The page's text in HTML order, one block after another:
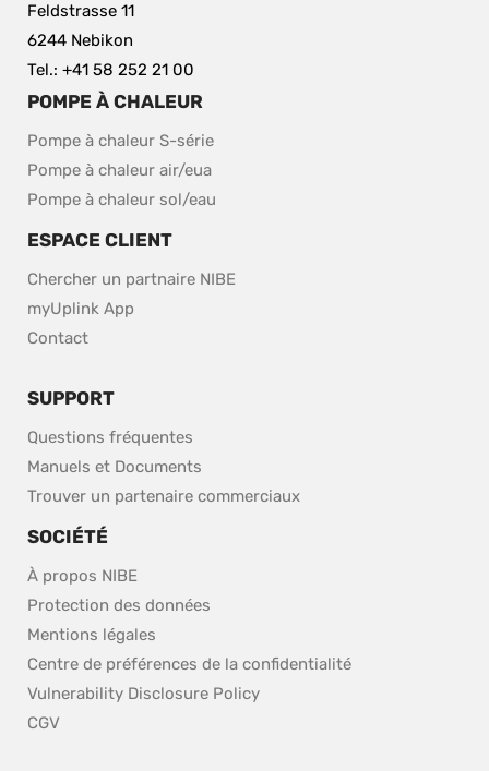
Feldstrasse 11
6244 Nebikon
Tel.: +41 58 252 21 00
POMPE À CHALEUR
Pompe à chaleur S-série
Pompe à chaleur air/eua
Pompe à chaleur sol/eau
ESPACE CLIENT
Chercher un partnaire NIBE
myUplink App
Contact
SUPPORT
Questions fréquentes
Manuels et Documents
Trouver un partenaire commerciaux
SOCIÉTÉ
À propos NIBE
Protection des données
Mentions légales
Centre de préférences de la confidentialité
Vulnerability Disclosure Policypdf, 153.9 kB.
CGV